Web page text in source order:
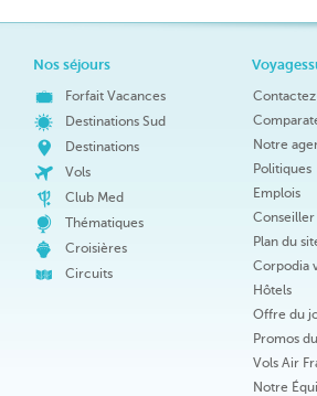
Nos séjours
Forfait Vacances
Destinations Sud
Destinations
Vols
Club Med
Thématiques
Croisières
Circuits
Notre
Politiques
Emplois
Conseiller
Plan du
Corpodia
Hôtels
Offre du
Promos
Vols Air
Notre